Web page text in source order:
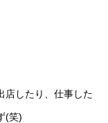
店したり、仕事した
(笑)